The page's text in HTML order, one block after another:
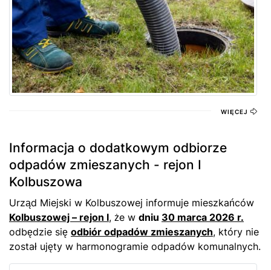
WIĘCEJ
Informacja o dodatkowym odbiorze
odpadów zmieszanych - rejon I
Kolbuszowa
Urząd Miejski w Kolbuszowej informuje mieszkańców
Kolbuszowej – rejon I, że w dniu 30 marca 2026 r.
odbędzie się odbiór odpadów zmieszanych, który nie
został ujęty w harmonogramie odpadów komunalnych.